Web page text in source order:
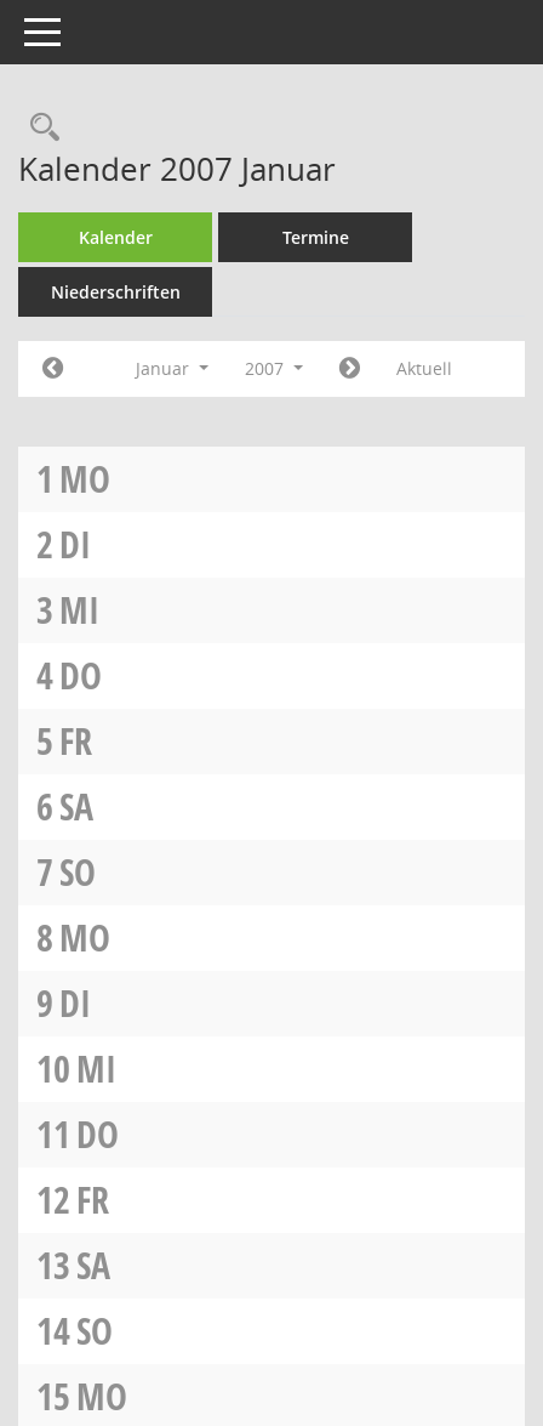
Toggle navigation
Rechercheauswahl
Kalender 2007 Januar
Kalender Termine
Niederschriften
Januar 2007 Aktuell
1 MO
2DI
3MI
4DO
5FR
6SA
7SO
8MO
9DI
10MI
11 DO
12FR
13SA
14SO
15MO